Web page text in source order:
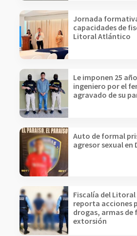
Jornada
capacidades de
Litoral Atlántico
Le imponen 25
ingeniero por el
agravado de su
Auto de formal
agresor sexual en
Fiscalía del
reporta acciones
drogas, armas de
extorsión